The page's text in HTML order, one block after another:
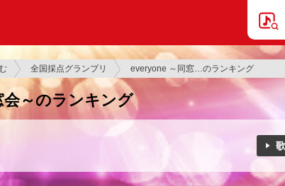
全国採点グランプリ everyone ～同窓…のランキング
～のランキング